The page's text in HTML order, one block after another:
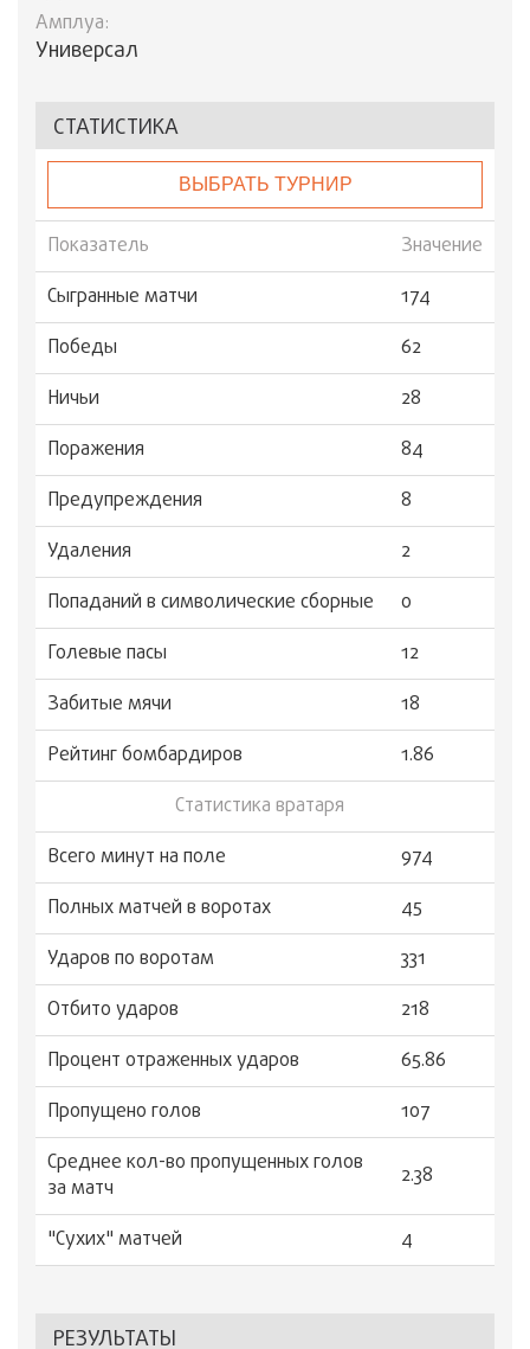
Амплуа:
Универсал
СТАТИСТИКА
ВЫБРАТЬ ТУРНИР
Показатель
Значение
Сыгранные матчи
174
Победы
62
Ничьи
28
Поражения
84
Предупреждения
8
Удаления
2
Попаданий в символические сборные
0
Голевые пасы
12
Забитые мячи
18
Рейтинг бомбардиров
1.86
Статистика вратаря
Всего минут на поле
974
Полных матчей в воротах
45
Ударов по воротам
331
Отбито ударов
218
Процент отраженных ударов
65.86
Пропущено голов
107
Среднее кол-во пропущенных голов
за матч
2.38
"Сухиx" матчей 4
РЕЗУЛЬТАТЫ